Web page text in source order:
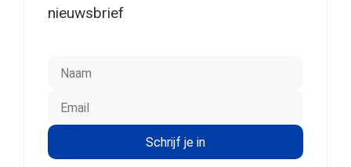
nieuwsbrief